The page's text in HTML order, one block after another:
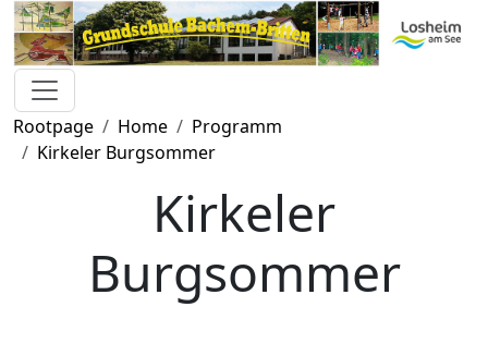
Rootpage Home
Programm
Kirkeler Burgsommer
Kirkeler
Burgsommer